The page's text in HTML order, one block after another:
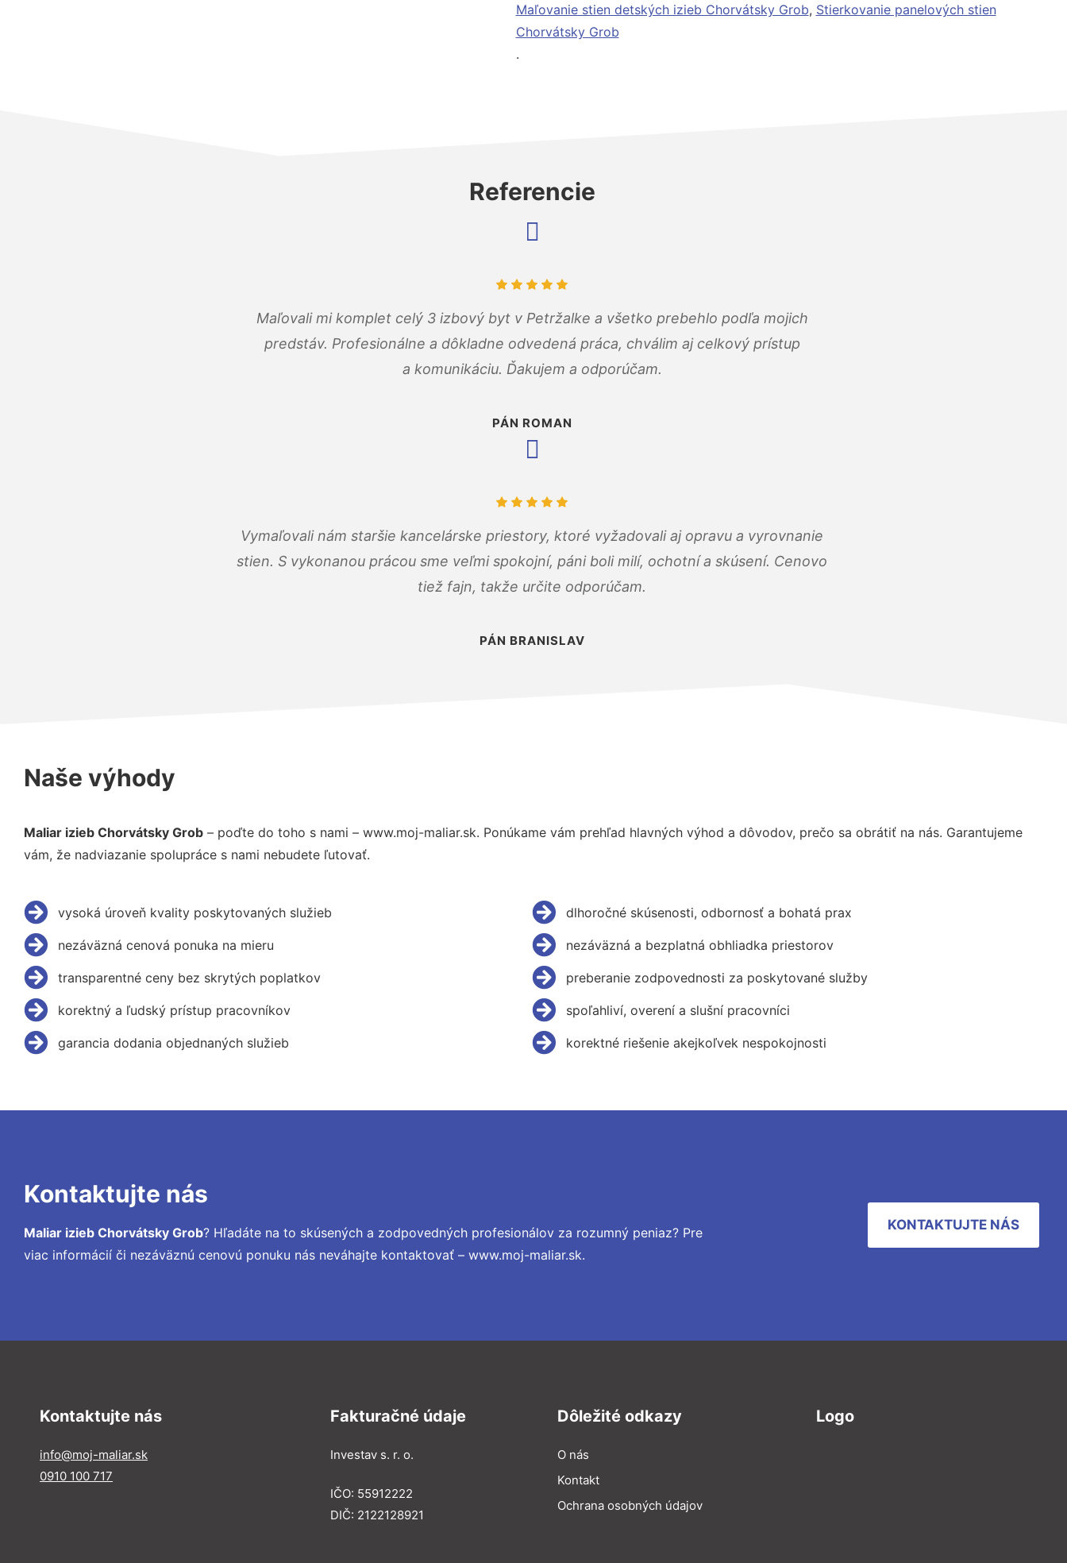
Maľovanie stien detských izieb Chorvátsky Grob, Stierkovanie panelových stien
Chorvátsky Grob
.
Referencie
Maľovali mi komplet celý 3 izbový byt v Petržalke a všetko prebehlo podľa mojich
predstáv. Profesionálne a dôkladne odvedená práca, chválim aj celkový prístup
a komunikáciu. Ďakujem a odporúčam.
PÁN ROMAN
Vymaľovali nám staršie kancelárske priestory, ktoré vyžadovali aj opravu a vyrovnanie
stien. S vykonanou prácou sme veľmi spokojní, páni boli milí, ochotní a skúsení. Cenovo
tiež fajn, takže určite odporúčam.
PÁN BRANISLAV
Naše výhody
Maliar izieb Chorvátsky Grob – poďte do toho s nami – www.moj-maliar.sk. Ponúkame vám prehľad hlavných výhod a dôvodov, prečo sa obrátiť na nás. Garantujeme
vám, že nadviazanie spolupráce s nami nebudete ľutovať.
vysoká úroveň kvality poskytovaných služieb
nezáväzná cenová ponuka na mieru
transparentné ceny bez skrytých poplatkov
korektný a ľudský prístup pracovníkov
garancia dodania objednaných služieb
dlhoročné skúsenosti, odbornosť a bohatá prax
nezáväzná a bezplatná obhliadka priestorov
preberanie zodpovednosti za poskytované služby
spoľahliví, overení a slušní pracovníci
korektné riešenie akejkoľvek nespokojnosti
Kontaktujte nás
Maliar izieb Chorvátsky Grob? Hľadáte na to skúsených a zodpovedných profesionálov za rozumný peniaz? Pre
viac informácií či nezáväznú cenovú ponuku nás neváhajte kontaktovať – www.moj-maliar.sk.
KONTAKTUJTE NÁS
Kontaktujte nás
info@moj-maliar.sk
0910 100 717
Fakturačné údaje
Investav s. r. o.
IČO: 55912222
DIČ: 2122128921
Dôležité odkazy
O nás
Kontakt
Ochrana osobných údajov
Logo